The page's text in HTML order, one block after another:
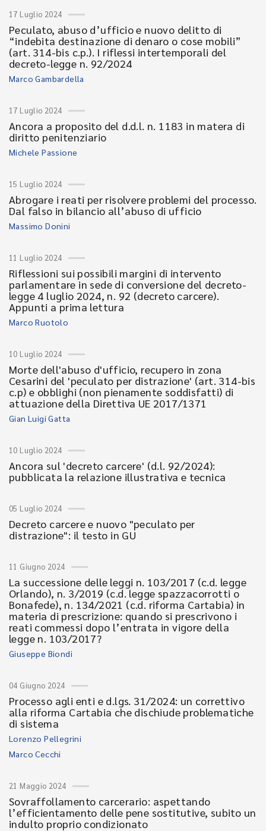
17 Luglio 2024
Peculato, abuso d’ufficio e nuovo delitto di
“indebita destinazione di denaro o cose mobili”
(art. 314-bis c.p.). I riflessi intertemporali del
decreto-legge n. 92/2024
Marco Gambardella
17 Luglio 2024
Ancora a proposito del d.d.l. n. 1183 in matera di
diritto penitenziario
Michele Passione
15 Luglio 2024
Abrogare i reati per risolvere problemi del processo.
Dal falso in bilancio all’abuso di ufficio
Massimo Donini
11 Luglio 2024
Riflessioni sui possibili margini di intervento
parlamentare in sede di conversione del decreto-
legge 4 luglio 2024, n. 92 (decreto carcere).
Appunti a prima lettura
Marco Ruotolo
10 Luglio 2024
Morte dell'abuso d'ufficio, recupero in zona
Cesarini del 'peculato per distrazione' (art. 314-bis
c.p) e obblighi (non pienamente soddisfatti) di
attuazione della Direttiva UE 2017/1371
Gian Luigi Gatta
10 Luglio 2024
Ancora sul 'decreto carcere' (d.l. 92/2024):
pubblicata la relazione illustrativa e tecnica
05 Luglio 2024
Decreto carcere e nuovo "peculato per
distrazione": il testo in GU
11 Giugno 2024
La successione delle leggi n. 103/2017 (c.d. legge
Orlando), n. 3/2019 (c.d. legge spazzacorrotti o
Bonafede), n. 134/2021 (c.d. riforma Cartabia) in
materia di prescrizione: quando si prescrivono i
reati commessi dopo l’entrata in vigore della
legge n. 103/2017?
Giuseppe Biondi
04 Giugno 2024
Processo agli enti e d.lgs. 31/2024: un correttivo
alla riforma Cartabia che dischiude problematiche
di sistema
Lorenzo Pellegrini
Marco Cecchi
21 Maggio 2024
Sovraffollamento carcerario: aspettando
l’efficientamento delle pene sostitutive, subito un
indulto proprio condizionato